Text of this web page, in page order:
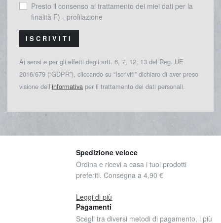
Presto il consenso al trattamento dei miei dati per la
finalità F) - profilazione
ISCRIVITI
Ai sensi e per gli effetti degli artt. 6, 7, 12, 13 del Reg. UE
2016/679 (“GDPR”), cliccando su “Iscriviti” dichiaro di aver preso
visione dell’informativa per il trattamento dei dati personali.
Spedizione veloce
Ordina e ricevi a casa i tuoi prodotti
preferiti. Consegna a 4,90 €
Leggi di più
Pagamenti
Scegli tra diversi metodi di pagamento, i più